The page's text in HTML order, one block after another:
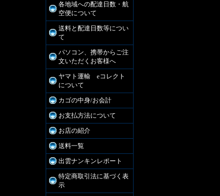
各地域への配達日数・航
空便について
送料と配達日数等につい
て
パソコン、携帯からご注
文いただくお客様へ
ヤマト運輸 eコレクト
について
カゴの中身/お会計
お支払方法について
お店の紹介
送料一覧
出雲ナンキンレポート
特定商取引法に基づく表
示